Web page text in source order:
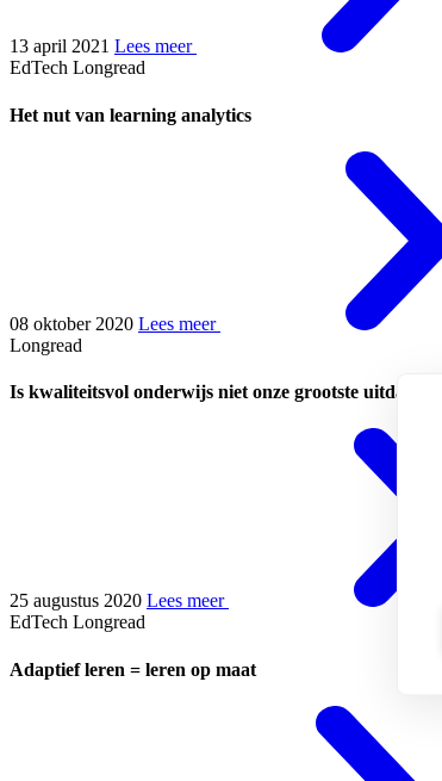
13 april 2021 Lees meer
EdTech Longread
Het nut van learning analytics
08 oktober 2020 Lees meer
Longread
Is kwaliteitsvol onderwijs niet onze grootste uitdaging?
25 augustus 2020 Lees meer
EdTech Longread
Adaptief leren = leren op maat